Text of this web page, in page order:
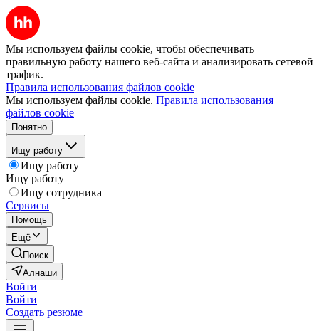
Мы используем файлы cookie, чтобы обеспечивать
правильную работу нашего веб-сайта и анализировать сетевой
трафик.
Правила использования файлов cookie
Мы используем файлы cookie. Правила использования
файлов cookie
Понятно
Ищу работу
Ищу работу
Ищу работу
Ищу сотрудника
Сервисы
Помощь
Ещё
Поиск
Алнаши
Войти
Войти
Создать резюме